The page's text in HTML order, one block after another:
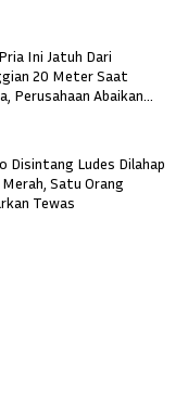
Ini Jatuh Dari
20 Meter Saat
Perusahaan Abaikan
Disintang Ludes Dilahap
Satu Orang
Tewas